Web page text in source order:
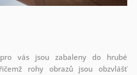
vás jsou zabaleny do hrubé
rohy obrazů jsou obzvlášť